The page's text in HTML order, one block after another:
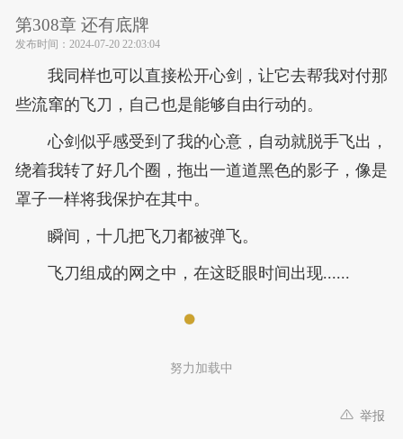
第308章 还有底牌
发布时间： 2024-07-20 22:03:04
我同样也可以直接松开心剑，让它去帮我对付那
些流窜的飞刀，自己也是能够自由行动的。
心剑似乎感受到了我的心意，自动就脱手飞出，
绕着我转了好几个圈，拖出一道道黑色的影子，像是
罩子一样将我保护在其中。
瞬间，十几把飞刀都被弹飞。
飞刀组成的网之中，在这眨眼时间出现......
努力加载中
举报